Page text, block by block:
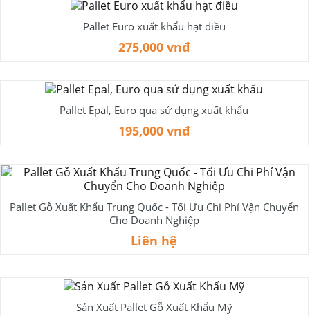
Pallet Euro xuất khẩu hạt điều
275,000 vnđ
Pallet Epal, Euro qua sử dụng xuất khẩu
195,000 vnđ
Pallet Gỗ Xuất Khẩu Trung Quốc - Tối Ưu Chi Phí Vận Chuyển
Cho Doanh Nghiệp
Liên hệ
Sản Xuất Pallet Gỗ Xuất Khẩu Mỹ